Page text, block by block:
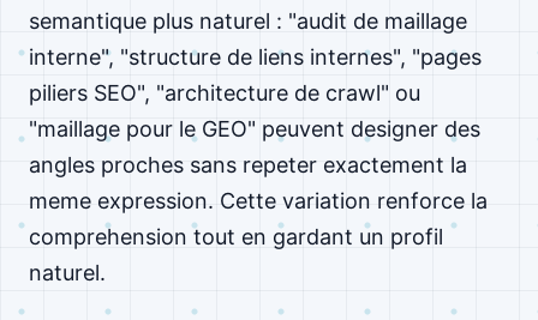
semantique plus naturel : "audit de maillage
interne", "structure de liens internes", "pages
piliers SEO", "architecture de crawl" ou
"maillage pour le GEO" peuvent designer des
angles proches sans repeter exactement la
meme expression. Cette variation renforce la
comprehension tout en gardant un profil
naturel.